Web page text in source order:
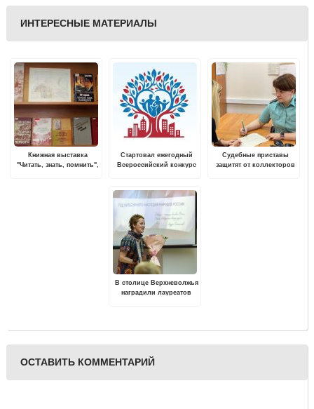
ИНТЕРЕСНЫЕ МАТЕРИАЛЫ
Книжная выставка
"Читать, знать, помнить",
Стартовал ежегодный
Всероссийский конкурс
Судебные приставы
защитят от коллекторов
В столице Верхневолжья
наградили лауреатов
искусства
ОСТАВИТЬ КОММЕНТАРИЙ